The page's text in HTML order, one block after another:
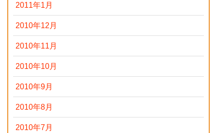
2011年1月
2010年12月
2010年11月
2010年10月
2010年9月
2010年8月
2010年7月